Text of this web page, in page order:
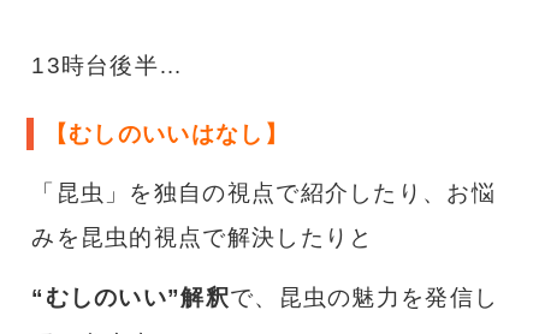
13時台後半…
【 むしのいいはなし 】
「昆虫」を独自の視点で紹介したり、お悩
みを昆虫的視点で解決したりと
“むしのいい”解釈で、昆虫の魅力を発信し